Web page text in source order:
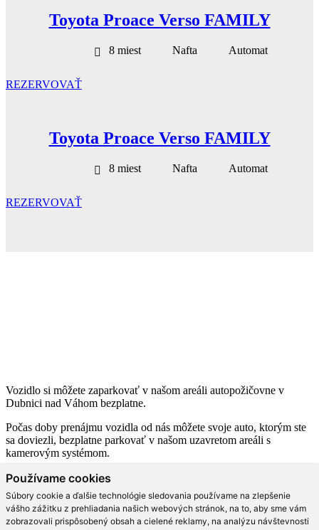
Používame cookies
Súbory cookie a ďalšie technológie sledovania používame na zlepšenie
vášho zážitku z prehliadania našich webových stránok, na to, aby sme vám
zobrazovali prispôsobený obsah a cielené reklamy, na analýzu návštevnosti
Toyota Proace Verso FAMILY
8 miest Nafta Automat
REZERVOVAŤ
Toyota Proace Verso FAMILY
8 miest Nafta Automat
REZERVOVAŤ
Vozidlo si môžete zaparkovať v našom areáli autopožičovne v
Dubnici nad Váhom bezplatne.
Počas doby prenájmu vozidla od nás môžete svoje auto, ktorým ste
sa doviezli, bezplatne parkovať v našom uzavretom areáli s
kamerovým systémom.
Zároveň počas tejto doby môžete využiť služby nášho
pneuservisu
aleboručnej autoumyvárne . Po skončení prenájmu sa
tak môžete vrátiť domov na svojom vyčistenom prípadne
vyservisovanom vozidle.